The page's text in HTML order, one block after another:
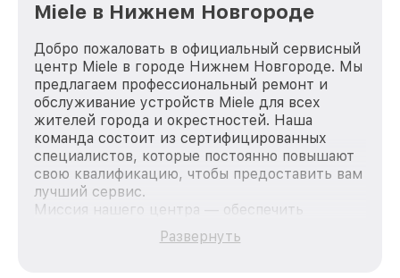
Miele в Нижнем Новгороде
Добро пожаловать в официальный сервисный
центр Miele в городе Нижнем Новгороде. Мы
предлагаем профессиональный ремонт и
обслуживание устройств Miele для всех
жителей города и окрестностей. Наша
команда состоит из сертифицированных
специалистов, которые постоянно повышают
свою квалификацию, чтобы предоставить вам
лучший сервис.
Миссия нашего центра — обеспечить
качественный и доступный ремонт для
каждого пользователя продукции Miele, вне
Развернуть